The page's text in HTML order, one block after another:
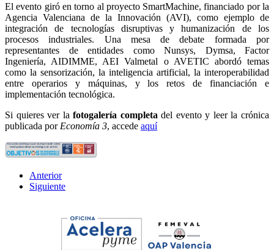
El evento giró en torno al proyecto SmartMachine, financiado por la
Agencia Valenciana de la Innovación (AVI), como ejemplo de
integración de tecnologías disruptivas y humanización de los
procesos industriales. Una mesa de debate formada por
representantes de entidades como Nunsys, Dymsa, Factor
Ingeniería, AIDIMME, AEI Valmetal o AVETIC abordó temas
como la sensorización, la inteligencia artificial, la interoperabilidad
entre operarios y máquinas, y los retos de financiación e
implementación tecnológica.
Si quieres ver lafotogalería completa del evento y leer la crónica
publicada por Economía 3, accede aquí
Anterior
Siguiente